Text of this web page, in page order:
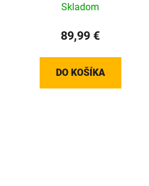
Skladom
89,99 €
DO KOŠÍKA